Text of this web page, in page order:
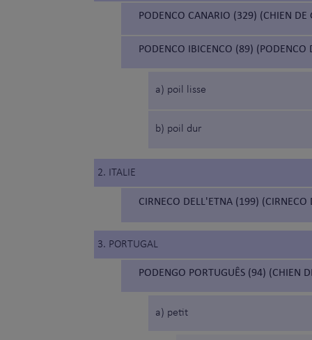
PODENCO CANARIO (329) (CHIEN DE
PODENCO IBICENCO (89) (PODENCO
a) poil lisse
b) poil dur
2. ITALIE
CIRNECO DELL'ETNA (199) (CIRNECO
3. PORTUGAL
PODENGO PORTUGUÊS (94) (CHIEN
a) petit